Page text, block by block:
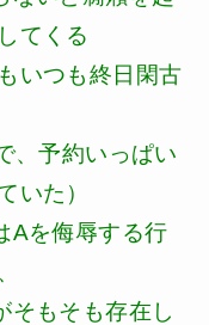
てくる
いつも終日閑古
、予約いっぱい
いた）
Aを侮辱する行
そもそも存在し